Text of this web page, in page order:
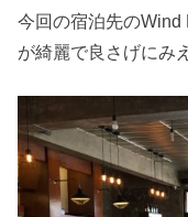
今回の宿泊先の
が綺麗で良さげにみ